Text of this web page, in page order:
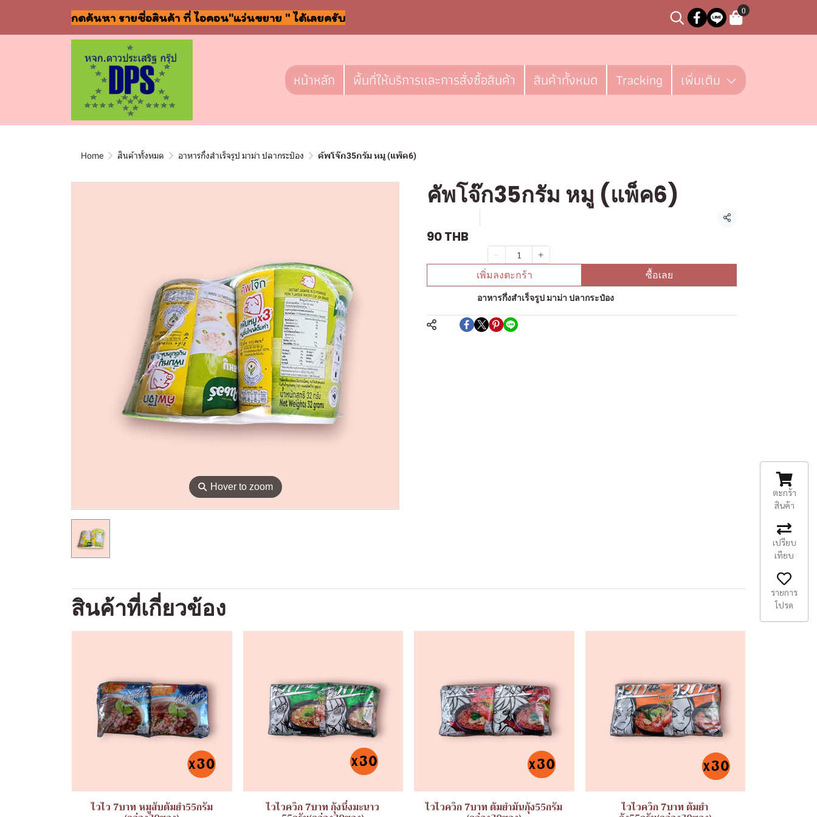
กดค้นหา รายชื่อสินค้า ที่ ไอคอน"แว่นขยาย " ได้เลยครับ
0
หน้าหลัก พื้นที่ให้บริการและการสั่งซื้อสินค้า สินค้าทั้งหมด Tracking เพิ่มเติม
Home สินค้าทั้งหมด อาหารกึ่งสำเร็จรูป มาม่า ปลากระป๋อง คัพโจ๊ก35กรัม หมู (แพ็ค6)
⚲ Hover to zoom
คัพโจ๊ก35กรัม หมู (แพ็ค6)
แชร์
90 THB
เพิ่มลงตะกร้า ซื้อเลย
อาหารกึ่งสำเร็จรูป มาม่า ปลากระป๋อง
สินค้าที่เกี่ยวข้อง
ไวไว 7บาท หมูสับต้มยำ55กรัม ไวไวควิก 7บาท กุ้งนึ่งมะนาว ไวไวควิก 7บาท ต้มยำมันกุ้ง55กรัม ไวไวควิก 7บาท ต้มยำ
ตะกร้า
สินค้า
เปรียบ
เทียบ
รายการ
โปรด